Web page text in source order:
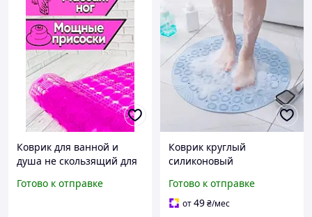
Коврик для ванной и
душа не скользящий для
большой 78х48 розовый
Готово к отправке
Коврик круглый
силиконовый
Bathlux 55х55 см
массажный коврик для
Готово к отправке
от49₴/мес